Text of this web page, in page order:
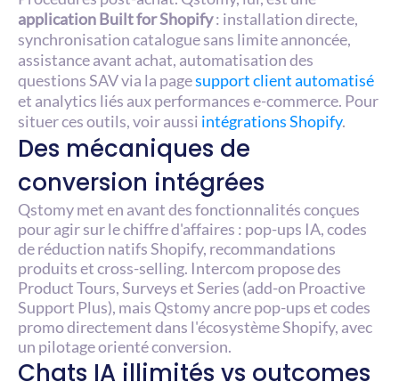
application Built for Shopify : installation directe,
synchronisation catalogue sans limite annoncée,
assistance avant achat, automatisation des
questions SAV via la page support client automatisé
et analytics liés aux performances e-commerce. Pour
situer ces outils, voir aussi intégrations Shopify.
Des mécaniques de
conversion intégrées
Qstomy met en avant des fonctionnalités conçues
pour agir sur le chiffre d'affaires : pop-ups IA, codes
de réduction natifs Shopify, recommandations
produits et cross-selling. Intercom propose des
Product Tours, Surveys et Series (add-on Proactive
Support Plus), mais Qstomy ancre pop-ups et codes
promo directement dans l'écosystème Shopify, avec
un pilotage orienté conversion.
Chats IA illimités vs outcomes